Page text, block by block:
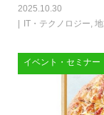
2025.10.30
IT・テクノロジー
イベント・セミナー